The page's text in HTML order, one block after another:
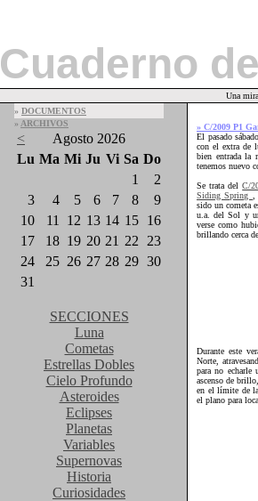
Cuaderno
Una
» DOCUMENTOS
» ARCHIVOS
<
Agosto 2026
Lu Ma Mi Ju Vi Sa Do
1
2
3
4 5 6 7 8
9
10
11 12 13 14 15 16
17
18 19 20 21 22
23
24
25 26 27 28 29 30
31
SECCIONES
Luna
Cometas
Estrellas Dobles
Cielo Profundo
Asteroides
Eclipses
Planetas
Variables
Supernovas
Historia
Curiosidades
» C/2009 P1
El pasado
con el extra de
bien entrada la
tenemos nuevo
Se trata delC/
Siding Spring
sido un cometa
u.a. del Sol y
verse como
brillando cerca
Durante este
Norte,
para no echarle
ascenso de
en el límite de
el plano para